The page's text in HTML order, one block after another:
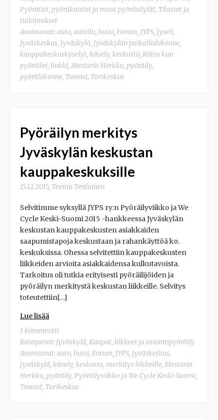
Pyörätiet, pyöräkaistat ja muut pyöräväylät, Tilastot ja
tutkimukset
Avainsanat:auto, autoilu, bussi, Forum, JYPS, Jyseli,
Jyväskeskus, Jyväskylä, Jyväskylän paikallisliikenne,
kauppakeskuskyselyt, kävely, keskusta, Kiitos kun
pyöräilet, linkki, Mestarin Herkku, pyöräily,
pyöräliikenne, Tawast, Torikeskus
Pyöräilyn merkitys
Jyväskylän keskustan
kauppakeskuksille
15.12.2015, Teemu Tenhunen
Selvitimme syksyllä JYPS ry:n Pyöräilyviikko ja We
Cycle Keski-Suomi 2015 -hankkeessa Jyväskylän
keskustan kauppakeskusten asiakkaiden
saapumistapoja keskustaan ja rahankäyttöä ko.
keskuksissa. Ohessa selvitettiin kauppakeskusten
liikkeiden arvioita asiakkaidensa kulkutavoista.
Tarkoitus oli tutkia erityisesti pyöräilijöiden ja
pyöräilyn merkitystä keskustan liikkeille. Selvitys
toteutettiin[…]
Lue lisää
1 kommentti
Kategoriat: Jyväskylä, Kaupat, liikkeet ja asiointipyöräily
Avainsanat:auto, bussi, Forum, JYPS, Jyväskeskus,
Jyväskylä, kävely, keskusta, merkitys liikkeille, Mestarin
Herkku, pyöräily, Pyöräilyviikko ja We Cycle Keski-Suomi,
Tawast, Torikeskus